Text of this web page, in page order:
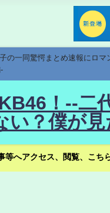
の一同驚愕まとめ速報にロ
！--二
い？僕が
等へアクセス、閲覧、こち